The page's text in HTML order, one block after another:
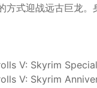
方式迎战远古巨龙。
V: Skyrim
V: Skyrim